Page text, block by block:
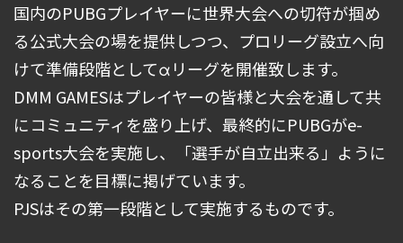
国内のPUBGプレイヤーに世界大会への切符が掴め
る公式大会の場を提供しつつ、プロリーグ設立へ向
けて準備段階としてαリーグを開催致します。
DMM GAMESはプレイヤーの皆様と大会を通して共
にコミュニティを盛り上げ、最終的にPUBGがe-
sports大会を実施し、「選手が自立出来る」ように
なることを目標に掲げています。
PJSはその第一段階として実施するものです。